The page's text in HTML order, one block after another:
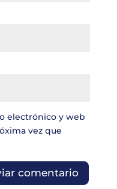
electrónico y web
vez que